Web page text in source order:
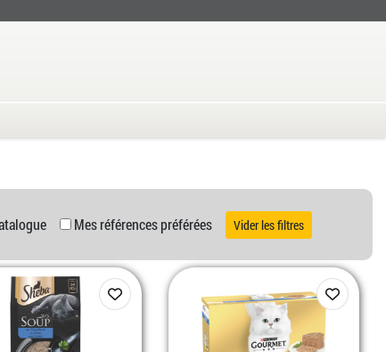
Mes références préférées Vider les filtres